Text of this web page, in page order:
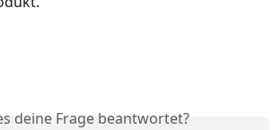
deine Frage beantwortet?